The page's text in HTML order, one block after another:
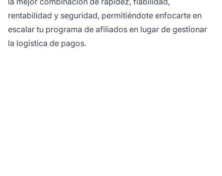
rentabilidad y seguridad, permitiéndote enfocarte en
escalar tu programa de afiliados en lugar de gestionar
la logística de pagos.